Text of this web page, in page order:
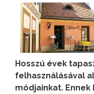
Hosszú évek
felhasználásával
módjainkat.